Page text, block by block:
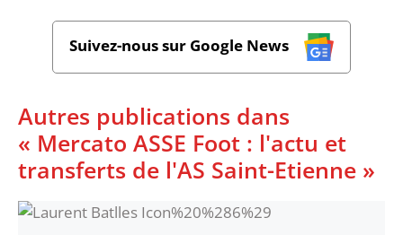
Suivez-nous sur Google News
Autres publications dans
« Mercato ASSE Foot : l'actu et
transferts de l'AS Saint-Etienne »